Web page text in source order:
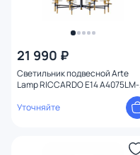
21 990 ₽
Светильник подвесной Arte
Lamp RICCARDO E14 A4075LM-
Уточняйте